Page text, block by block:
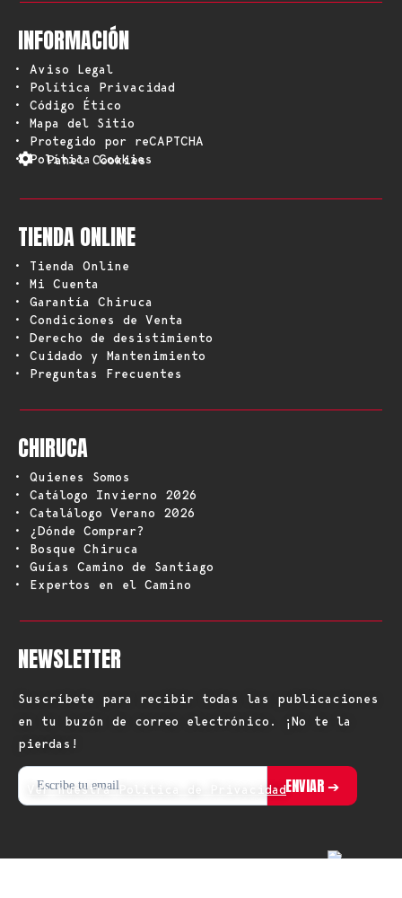
INFORMACIÓN
• Aviso Legal
• Política Privacidad
• Código Ético
• Mapa del Sitio
• Protegido por reCAPTCHA
• Política Cookies
Panel Cookies
TIENDA ONLINE
• Tienda Online
• Mi Cuenta
• Garantía Chiruca
• Condiciones de Venta
• Derecho de desistimiento
• Cuidado y Mantenimiento
• Preguntas Frecuentes
CHIRUCA
• Quienes Somos
• Catálogo Invierno 2026
• Catalálogo Verano 2026
• ¿Dónde Comprar?
• Bosque Chiruca
• Guías Camino de Santiago
• Expertos en el Camino
NEWSLETTER
Suscríbete para recibir todas las publicaciones
en tu buzón de correo electrónico. ¡No te la
pierdas!
Ver nuestra Política de Privacidad